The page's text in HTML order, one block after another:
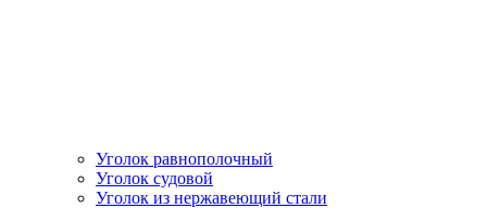
Уголок равнополочный
Уголок судовой
Уголок из нержавеющий стали